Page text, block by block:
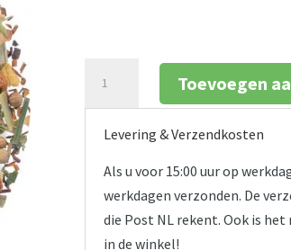
Toevoegen
Levering & Verzendkosten
Als u voor 15:00 uur op
werkdagen verzonden. De
die Post NL rekent. Ook is
in de winkel!